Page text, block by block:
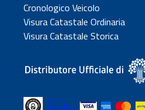
Cronologico Veicolo
Visura Catastale Ordinaria
Visura Catastale Storica